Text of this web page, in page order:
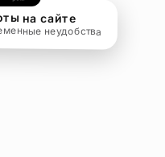
на сайте
неудобства